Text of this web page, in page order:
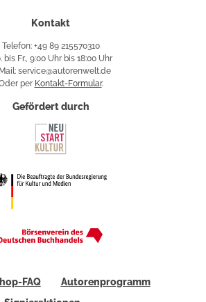
Kontakt
Telefon: +49 89 215570310
bis Fr., 9:00 Uhr bis 18:00 Uhr
service@autorenwelt.de
per Kontakt-Formular.
Gefördert durch
FAQ
Autorenprogramm